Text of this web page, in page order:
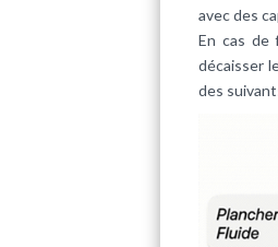
avec des
En cas de
décaisser
des